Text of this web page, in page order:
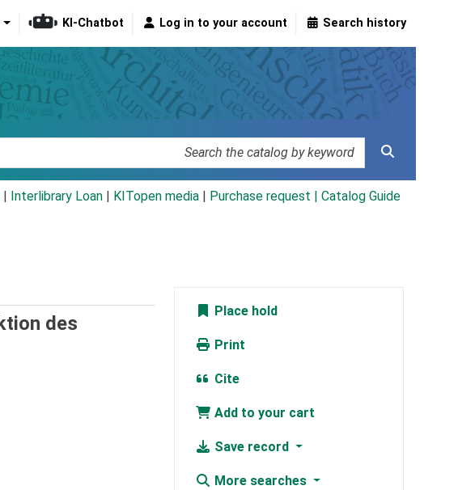
KI-Chatbot Log in to your account Search history
Interlibrary Loan KITopen media Purchase request | Catalog Guide
des
Place hold
Print
Cite
Add to your cart
Save record
More searches